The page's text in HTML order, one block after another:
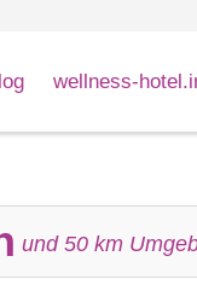
wellness-
und 50 km